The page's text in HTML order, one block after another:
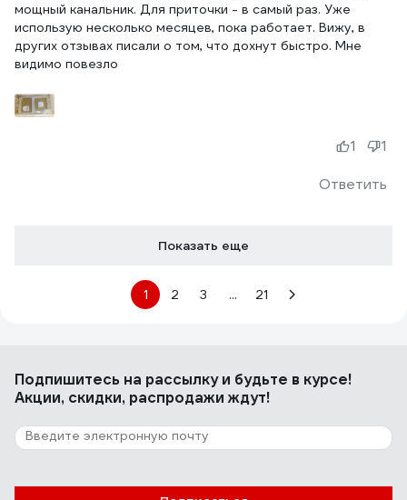
мощный канальник. Для приточки - в самый раз. Уже
использую несколько месяцев, пока работает. Вижу, в
других отзывах писали о том, что дохнут быстро. Мне
видимо повезло
Ответить
1 1
Показать еще
1 2 3 ... 21
Подпишитесь на рассылкуи будьте в курсе!
Акции, скидки, распродажи ждут!